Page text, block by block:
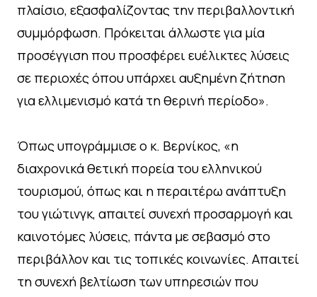
πλαίσιο, εξασφαλίζοντας την περιβαλλοντική
συμμόρφωση. Πρόκειται άλλωστε για μία
προσέγγιση που προσφέρει ευέλικτες λύσεις
σε περιοχές όπου υπάρχει αυξημένη ζήτηση
για ελλιμενισμό κατά τη θερινή περίοδο».
Όπως υπογράμμισε ο κ. Βερνίκος, «η
διαχρονικά θετική πορεία του ελληνικού
τουρισμού, όπως και η περαιτέρω ανάπτυξη
του γιώτινγκ, απαιτεί συνεχή προσαρμογή και
καινοτόμες λύσεις, πάντα με σεβασμό στο
περιβάλλον και τις τοπικές κοινωνίες. Απαιτεί
τη συνεχή βελτίωση των υπηρεσιών που